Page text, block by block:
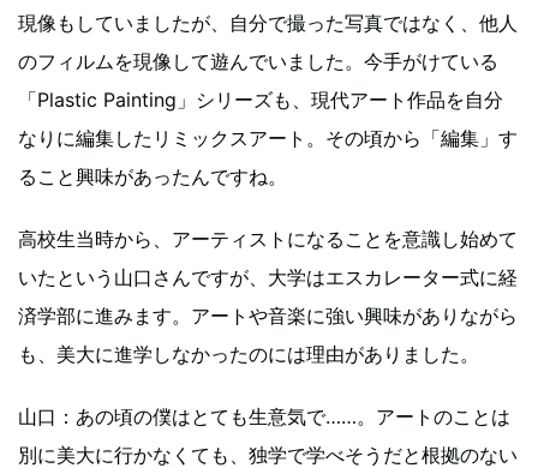
現像もしていましたが、自分で撮った写真ではなく、他人
のフィルムを現像して遊んでいました。今手がけている
「Plastic Painting」シリーズも、現代アート作品を自分
なりに編集したリミックスアート。その頃から「編集」す
ること興味があったんですね。
高校生当時から、アーティストになることを意識し始めて
いたという山口さんですが、大学はエスカレーター式に経
済学部に進みます。アートや音楽に強い興味がありながら
も、美大に進学しなかったのには理由がありました。
山口：あの頃の僕はとても生意気で……。アートのことは
別に美大に行かなくても、独学で学べそうだと根拠のない